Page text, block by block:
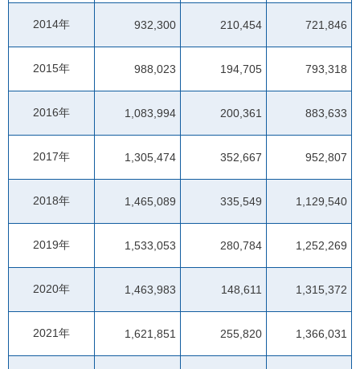
2014年 932,300 210,454 721,846
2015年 988,023 194,705 793,318
2016年 1,083,994 200,361 883,633
2017年 1,305,474 352,667 952,807
2018年 1,465,089 335,549 1,129,540
2019年 1,533,053 280,784 1,252,269
2020年 1,463,983 148,611 1,315,372
2021年 1,621,851 255,820 1,366,031